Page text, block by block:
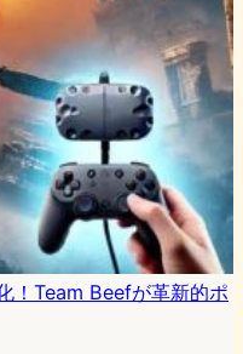
！Team Beefが革新的ポ